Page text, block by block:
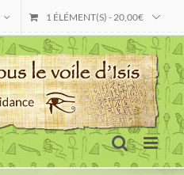
1 ÉLÉMENT(S) -20,00€